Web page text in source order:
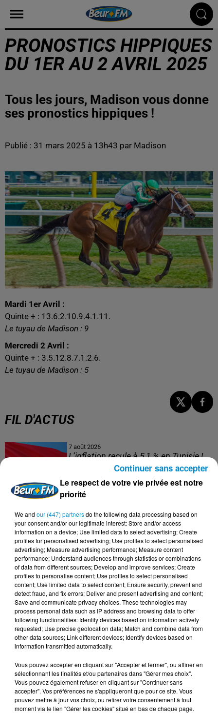
PRONOSTICS HIPPIQUES
DU 1ER AU 2 AVRIL 2025
Tous les jours, Madison vous donne
ses pronostics hippiques !
Publié : 31 mars 2025 à 13h43 par Madison
Mardi 1er Avril :
Quinte + : 13.6.2.10.9.4.1.11.
Le tuyau de Madison : 9
Mercredi 2 Avril :
Quinte + : 3.5.12.8.7.1.2.6.
Le tuyau de Madison : 5
FIL D'ACTUS
7 août 2026
L’inflation recule à 5,1 % en Tunisie !
5 août 2026
Visas français : l’Algérie décroche, le
Maroc et la Tunisie...
4 août 2026
152 Palestiniens tués en juillet, le bilan
mensuel le plus lourd de...
4 août 2026
Mort de Cheikh F., l’enquête fragilise la
version policière !
3 août 2026
Le respect de votre vie privée est notre
priorité
We and our (447) partnersdo the following data processing based on
your consent and/or our legitimate interest: Store and/or access
information on a device; Use limited data to select advertising; Create
profiles for personalised advertising; Use profiles to select personalised
advertising; Measure advertising performance; Measure content
performance; Understand audiences through statistics or combinations
of data from different sources; Develop and improve services; Create
profiles to personalise content; Use profiles to select personalised
content; Use limited data to select content; Ensure security, prevent and
detect fraud, and fix errors; Deliver and present advertising and content;
Save and communicate privacy choices. These technologies may
process personal data such as IP address and browsing data to offer
following functionalities: Identify devices based on information actively
requested; Use precise geolocation data; Match and combine data from
other data sources; Link different devices; Identify devices based on
information transmitted automatically.
Vous pouvez accepter en cliquant sur "Accepter et fermer", ou affiner en
sélectionnant les finalités et/ou partenaires dans "Gérer mes choix".
Vous pouvez également refuser en cliquant sur "Continuer sans
accepter". Vos préférences ne s'appliqueront que pour ce site. Vous
pouvez mettre à jour vos choix, ou retirer votre consentement à tout
moment via le lien "Gérer les cookies" situé en bas de chaque page.
Continuer sans accepter